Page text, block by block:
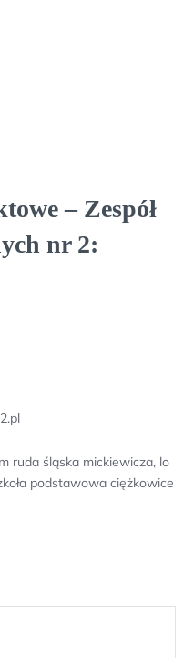
– Zespół
nr 2:
ruda śląska mickiewicza, lo
podstawowa ciężkowice